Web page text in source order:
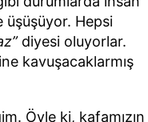
Hepsi
diyesi oluyorlar.
kavuşacaklarmış
Öyle ki, kafamızın